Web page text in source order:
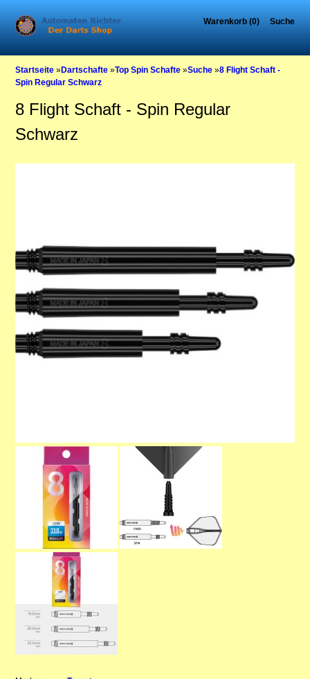
Warenkorb (0) Suche
Startseite »Dartschafte »Top Spin Schafte »Suche »8 Flight Schaft -
Spin Regular Schwarz
8 Flight Schaft - Spin Regular
Schwarz